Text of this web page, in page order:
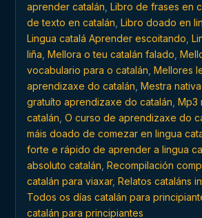
aprender catalán Libro de frases en
de texto en catalán Libro doado en
Lingua catalá Aprender escoitando
liña Mellora o teu catalán falado
vocabulario para o catalán Mellores
aprendizaxe do catalán Mestra
gratuíto aprendizaxe do catalán Mp3
catalán O curso de aprendizaxe do
máis doado de comezar en lingua
forte e rápido de aprender a lingua
absoluto catalán Recompilación
catalán para viaxar, Relatos cataláns
Todos os días catalán para
catalán para principiantes